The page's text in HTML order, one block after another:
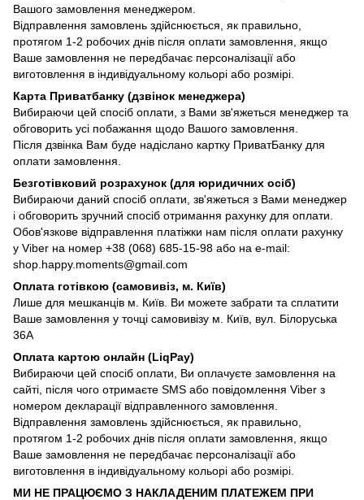
Вашого замовлення менеджером.
Відправлення замовлень здійснюється, як правильно,
протягом 1-2 робочих днів після оплати замовлення, якщо
Ваше замовлення не передбачає персоналізації або
виготовлення в індивідуальному кольорі або розмірі.
Карта Приватбанку (дзвінок менеджера)
Вибираючи цей спосіб оплати, з Вами зв'яжеться менеджер та
обговорить усі побажання щодо Вашого замовлення.
Після дзвінка Вам буде надіслано картку ПриватБанку для
оплати замовлення.
Безготівковий розрахунок (для юридичних осіб)
Вибираючи даний спосіб оплати, зв'яжеться з Вами менеджер
і обговорить зручний спосіб отримання рахунку для оплати.
Обов'язкове відправлення платіжки нам після оплати рахунку
у Viber на номер +38 (068) 685-15-98 або на e-mail:
shop.happy.moments@gmail.com
Оплата готівкою (самовивіз, м. Київ)
Лише для мешканців м. Київ. Ви можете забрати та сплатити
Ваше замовлення у точці самовивізу м. Київ, вул. Білоруська
36А
Оплата картою онлайн (LiqPay)
Вибираючи цей спосіб оплати, Ви оплачуєте замовлення на
сайті, після чого отримаєте SMS або повідомлення Viber з
номером декларації відправленного замовлення.
Відправлення замовлень здійснюється, як правильно,
протягом 1-2 робочих днів після оплати замовлення, якщо
Ваше замовлення не передбачає персоналізації або
виготовлення в індивідуальному кольорі або розмірі.
МИ НЕ ПРАЦЮЄМО З НАКЛАДЕНИМ ПЛАТЕЖЕМ ПРИ